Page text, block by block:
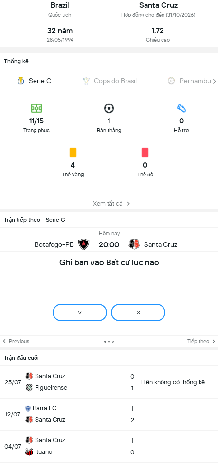
Brazil
Quốc tịch
Santa Cruz
Hợp đồng cho đến (31/10/2026)
32 năm
28/05/1994
1.72
Chiều cao
Thống kê
Serie C Copa do Brasil
11/15
Trang phục
1
Bàn thắng
0
Hỗ trợ
4
Thẻ vàng
0
Thẻ đỏ
Xem tất cả
Trận tiếp theo - Serie C
Botafogo-PB
Hôm nay
20:00 Santa Cruz
Ghi bàn vào Bất cứ lúc nào
V X
Previous Tiếp theo
Trận đấu cuối
25/07
Santa Cruz
Figueirense
0
1
Hiện không có thống kê
12/07
Barra FC
Santa Cruz
1
2
04/07
Santa Cruz
Ituano
1
0